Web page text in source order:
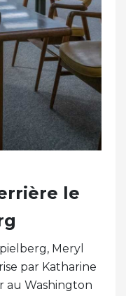
le
Meryl
par Katharine
au Washington